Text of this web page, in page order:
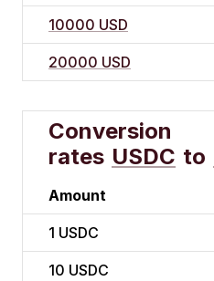
10000 USD
20000 USD
Conversion
rates USDC to
Amount
1 USDC
10 USDC